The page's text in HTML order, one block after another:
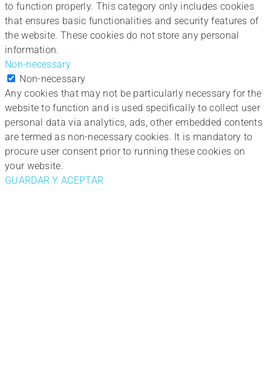
to function properly. This category only includes cookies
that ensures basic functionalities and security features of
the website. These cookies do not store any personal
information.
Non-necessary
Non-necessary
Any cookies that may not be particularly necessary for the
website to function and is used specifically to collect user
personal data via analytics, ads, other embedded contents
are termed as non-necessary cookies. It is mandatory to
procure user consent prior to running these cookies on
your website.
GUARDAR Y ACEPTAR